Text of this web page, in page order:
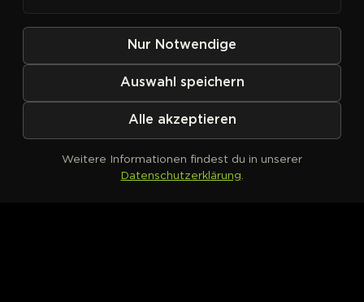
Kein Produkt definiert
Nur Notwendige
Auswahl speichern
Alle akzeptieren
Weitere Informationen findest du in unserer
Datenschutzerklärung